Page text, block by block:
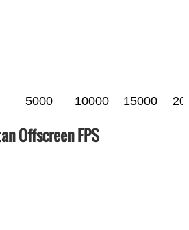
5000 10000 15000
Offscreen FPS